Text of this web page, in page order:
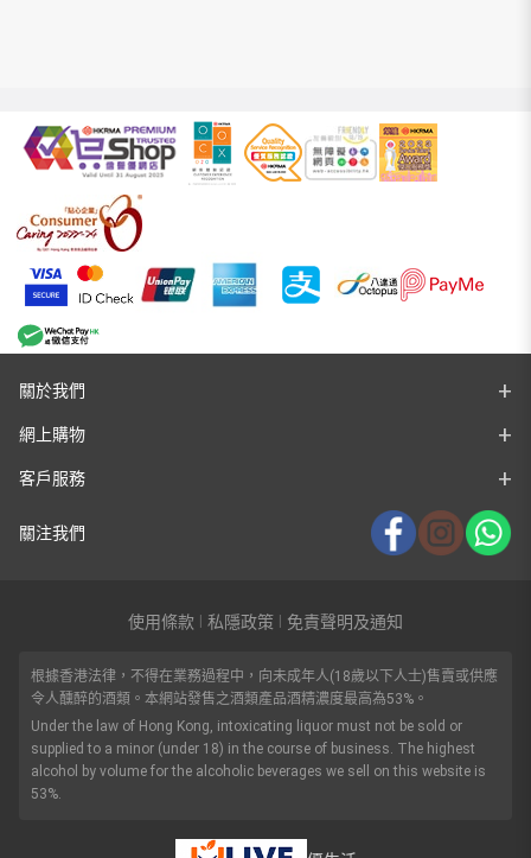
關於我們
網上購物
客戶服務
關注我們
使用條款 私隱政策 免責聲明及通知
根據香港法律，不得在業務過程中，向未成年人(18歲以下人士)售賣或供應
令人醺醉的酒類。本網站發售之酒類產品酒精濃度最高為53%。
Under the law of Hong Kong, intoxicating liquor must not be sold or
supplied to a minor (under 18) in the course of business. The highest
alcohol by volume for the alcoholic beverages we sell on this website is
53%.